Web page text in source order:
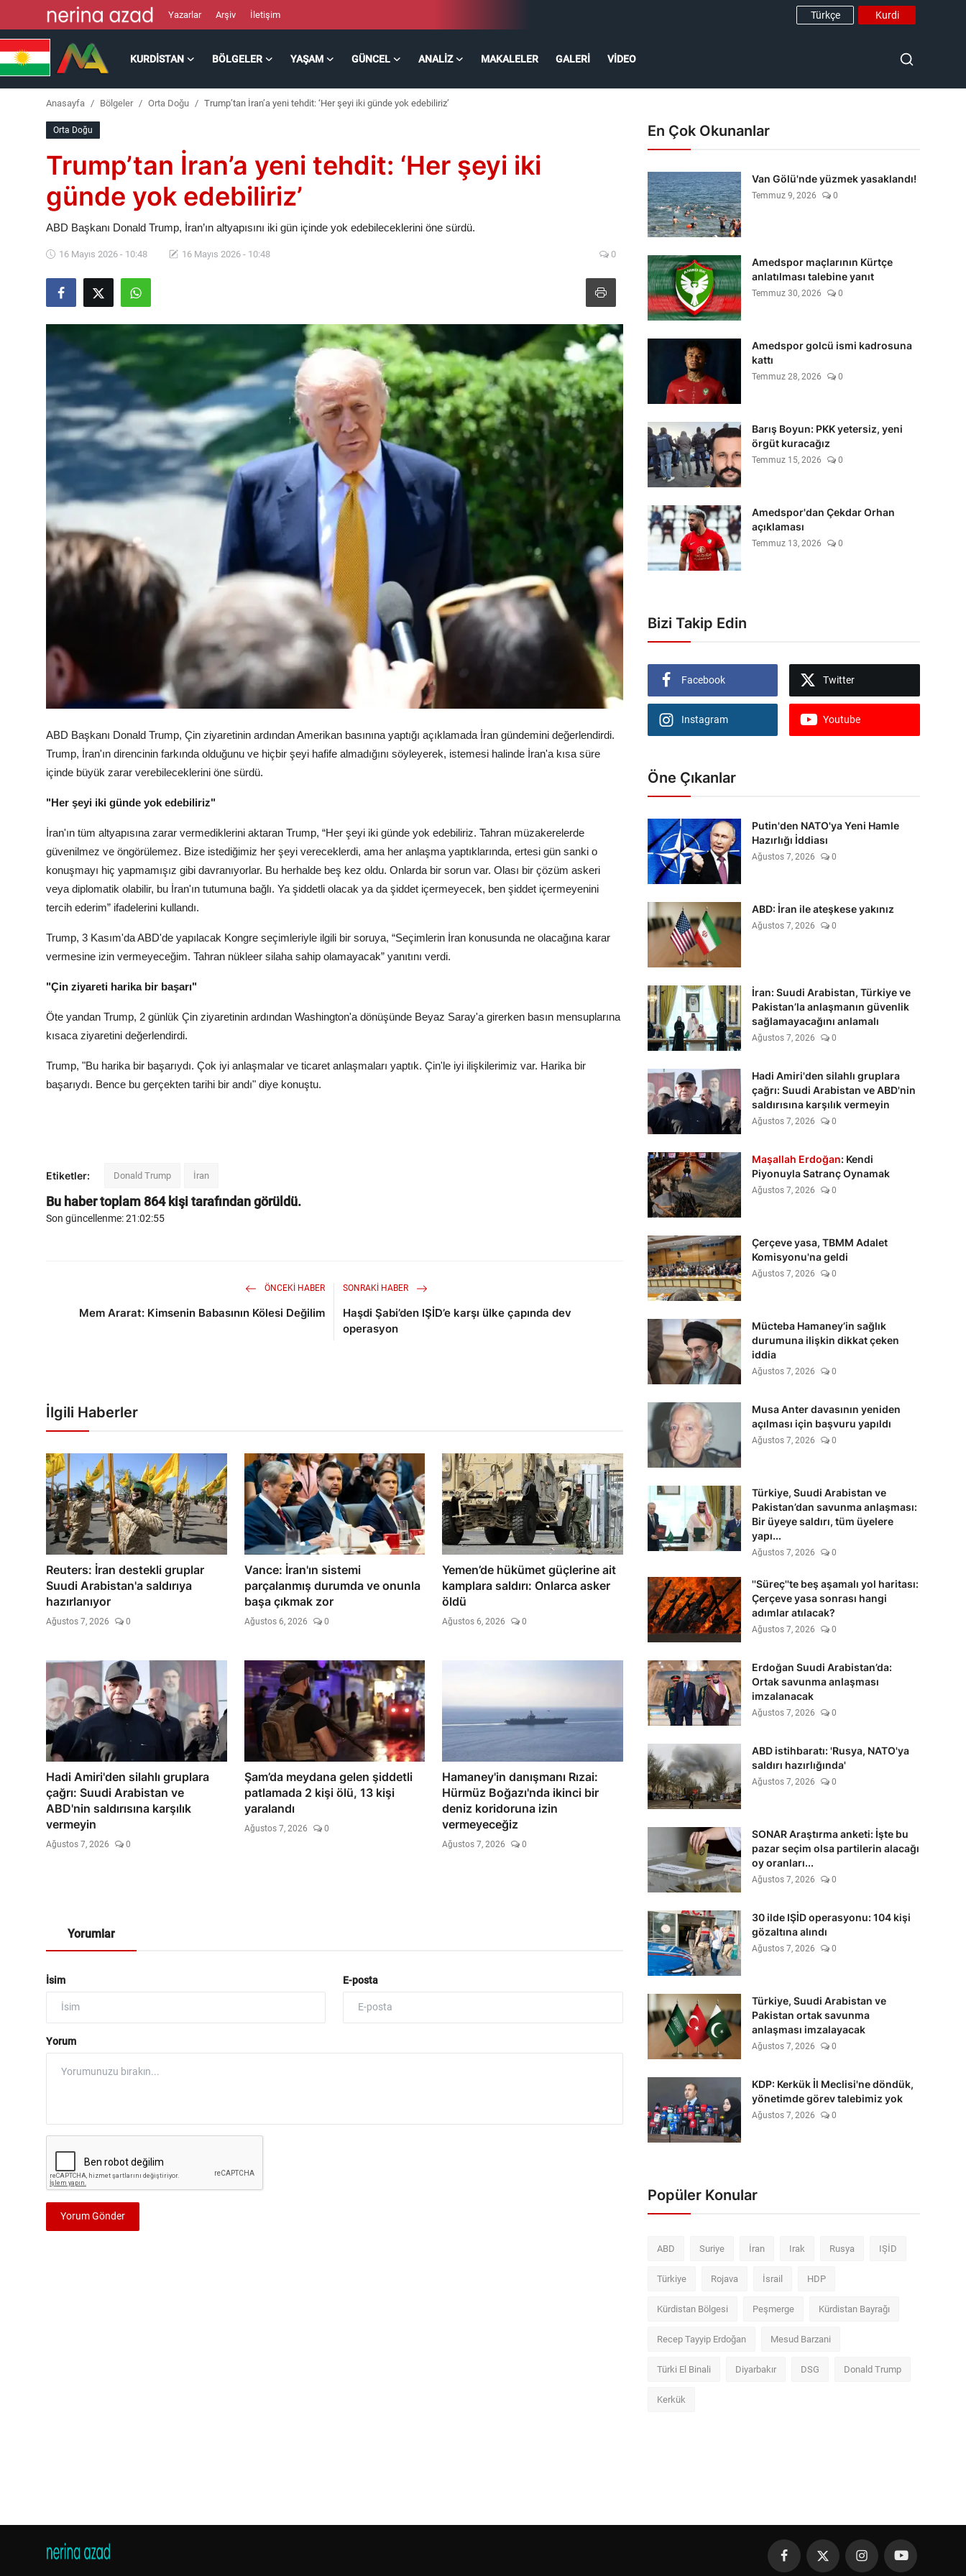
Yazarlar Arşiv İletişim Türkçe Kurdi
KURDISTAN BÖLGELER YAŞAM GÜNCEL ANALIZ MAKALELER GALERI VIDEO
Makaleler
İletişim
Anasayfa Bölgeler Orta Doğu Trump’tan İran’a yeni tehdit: ‘Her şeyi iki günde yok edebiliriz’
Orta Doğu
Trump’tan İran’a yeni tehdit: ‘Her şeyi iki
günde yok edebiliriz’
ABD Başkanı Donald Trump, İran’ın altyapısını iki gün içinde yok edebileceklerini öne sürdü.
16 Mayıs 2026 - 10:48 16 Mayıs 2026 - 10:48 0
ABD Başkanı Donald Trump, Çin ziyaretinin ardından Amerikan basınına yaptığı açıklamada İran gündemini değerlendirdi.
Trump, İran'ın direncinin farkında olduğunu ve hiçbir şeyi hafife almadığını söyleyerek, istemesi halinde İran'a kısa süre
içinde büyük zarar verebileceklerini öne sürdü.
"Her şeyi iki günde yok edebiliriz"
İran'ın tüm altyapısına zarar vermediklerini aktaran Trump, “Her şeyi iki günde yok edebiliriz. Tahran müzakerelerde
güvenilmez ve öngörülemez. Bize istediğimiz her şeyi vereceklerdi, ama her anlaşma yaptıklarında, ertesi gün sanki o
konuşmayı hiç yapmamışız gibi davranıyorlar. Bu herhalde beş kez oldu. Onlarda bir sorun var. Olası bir çözüm askeri
veya diplomatik olabilir, bu İran'ın tutumuna bağlı. Ya şiddetli olacak ya da şiddet içermeyecek, ben şiddet içermeyenini
tercih ederim” ifadelerini kullandı.
Trump, 3 Kasım'da ABD'de yapılacak Kongre seçimleriyle ilgili bir soruya, “Seçimlerin İran konusunda ne olacağına karar
vermesine izin vermeyeceğim. Tahran nükleer silaha sahip olamayacak” yanıtını verdi.
"Çin ziyareti harika bir başarı"
Öte yandan Trump, 2 günlük Çin ziyaretinin ardından Washington'a dönüşünde Beyaz Saray'a girerken basın mensuplarına
kısaca ziyaretini değerlendirdi.
Trump, "Bu harika bir başarıydı. Çok iyi anlaşmalar ve ticaret anlaşmaları yaptık. Çin'le iyi ilişkilerimiz var. Harika bir
başarıydı. Bence bu gerçekten tarihi bir andı" diye konuştu.
Etiketler: Donald Trump İran
Bu haber toplam 864kişi tarafından görüldü.
Son güncellenme: 21:02:55
ÖNCEKI HABER
Mem Ararat: Kimsenin Babasının Kölesi Değilim
SONRAKI HABER
Haşdi Şabi’den IŞİD’e karşı ülke çapında dev
operasyon
İlgili Haberler
Reuters: İran destekli gruplar
Suudi Arabistan'a saldırıya
hazırlanıyor
Ağustos 7, 2026 0
Vance: İran'ın sistemi
parçalanmış durumda ve onunla
başa çıkmak zor
Ağustos 6, 2026 0
Yemen’de hükümet güçlerine ait
kamplara saldırı: Onlarca asker
öldü
Ağustos 6, 2026 0
Hadi Amiri'den silahlı gruplara
çağrı: Suudi Arabistan ve
ABD'nin saldırısına karşılık
vermeyin
Ağustos 7, 2026 0
Şam’da meydana gelen şiddetli
patlamada 2 kişi ölü, 13 kişi
yaralandı
Ağustos 7, 2026 0
Hamaney'in danışmanı Rızai:
Hürmüz Boğazı'nda ikinci bir
deniz koridoruna izin
vermeyeceğiz
Ağustos 7, 2026 0
Yorumlar
İsim E-posta
Yorum
Yorum Gönder
En Çok Okunanlar
Van Gölü'nde yüzmek yasaklandı!
Temmuz 9, 2026 0
Amedspor maçlarının Kürtçe
anlatılması talebine yanıt
Temmuz 30, 2026 0
Amedspor golcü ismi kadrosuna
kattı
Temmuz 28, 2026 0
Barış Boyun: PKK yetersiz, yeni
örgüt kuracağız
Temmuz 15, 2026 0
Amedspor'dan Çekdar Orhan
açıklaması
Temmuz 13, 2026 0
Bizi Takip Edin
Facebook Twitter
Instagram Youtube
Öne Çıkanlar
Putin'den NATO'ya Yeni Hamle
Hazırlığı İddiası
Ağustos 7, 2026 0
ABD: İran ile ateşkese yakınız
Ağustos 7, 2026 0
İran: Suudi Arabistan, Türkiye ve
Pakistan’la anlaşmanın güvenlik
sağlamayacağını anlamalı
Ağustos 7, 2026 0
Hadi Amiri'den silahlı gruplara
çağrı: Suudi Arabistan ve ABD'nin
saldırısına karşılık vermeyin
Ağustos 7, 2026 0
Maşallah Erdoğan: Kendi
Piyonuyla Satranç Oynamak
Ağustos 7, 2026 0
Çerçeve yasa, TBMM Adalet
Komisyonu'na geldi
Ağustos 7, 2026 0
Mücteba Hamaney’in sağlık
durumuna ilişkin dikkat çeken
iddia
Ağustos 7, 2026 0
Musa Anter davasının yeniden
açılması için başvuru yapıldı
Ağustos 7, 2026 0
Türkiye, Suudi Arabistan ve
Pakistan’dan savunma anlaşması:
Bir üyeye saldırı, tüm üyelere
yapı...
Ağustos 7, 2026 0
''Süreç''te beş aşamalı yol haritası:
Çerçeve yasa sonrası hangi
adımlar atılacak?
Ağustos 7, 2026 0
Erdoğan Suudi Arabistan’da:
Ortak savunma anlaşması
imzalanacak
Ağustos 7, 2026 0
ABD istihbaratı: 'Rusya, NATO'ya
saldırı hazırlığında'
Ağustos 7, 2026 0
SONAR Araştırma anketi: İşte bu
pazar seçim olsa partilerin alacağı
oy oranları...
Ağustos 7, 2026 0
30 ilde IŞİD operasyonu: 104 kişi
gözaltına alındı
Ağustos 7, 2026 0
Türkiye, Suudi Arabistan ve
Pakistan ortak savunma
anlaşması imzalayacak
Ağustos 7, 2026 0
KDP: Kerkük İl Meclisi'ne döndük,
yönetimde görev talebimiz yok
Ağustos 7, 2026 0
Popüler Konular
ABD Suriye İran Irak Rusya IŞİD
Türkiye Rojava İsrail HDP
Kürdistan Bölgesi Peşmerge Kürdistan Bayrağı
Recep Tayyip Erdoğan Mesud Barzani
Türki El Binali Diyarbakır DSG Donald Trump
Kerkük